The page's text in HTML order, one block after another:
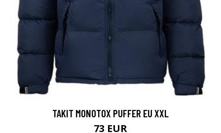
TAKIT MONOTOX PUFFER EU XXL
73 EUR